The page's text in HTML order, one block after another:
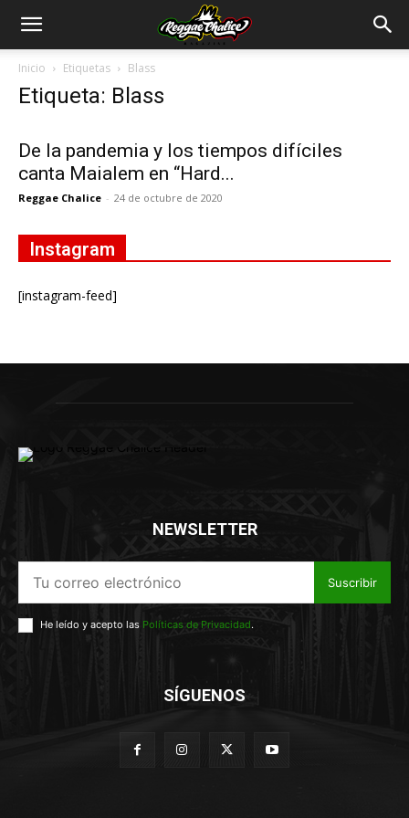
Inicio Etiquetas Blass
Etiqueta: Blass
De la pandemia y los tiempos difíciles
canta Maialem en “Hard...
Reggae Chalice - 24 de octubre de 2020
Instagram
[instagram-feed]
NEWSLETTER
Suscribir
He leído y acepto las Políticas de Privacidad.
SÍGUENOS